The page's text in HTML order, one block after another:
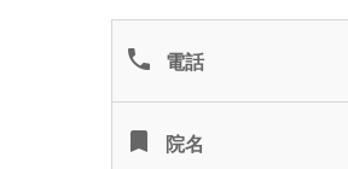
phone 電話
turned_in 院名